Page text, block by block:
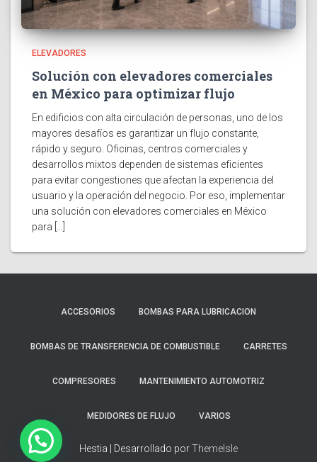
ELEVADORES
Solución con elevadores comerciales
en México para optimizar flujo
En edificios con alta circulación de personas, uno de los
mayores desafíos es garantizar un flujo constante,
rápido y seguro. Oficinas, centros comerciales y
desarrollos mixtos dependen de sistemas eficientes
para evitar congestiones que afectan la experiencia del
usuario y la operación del negocio. Por eso, implementar
una solución con elevadores comerciales en México
para […]
ACCESORIOS BOMBAS PARA LUBRICACION
BOMBAS DE TRANSFERENCIA DE COMBUSTIBLE CARRETES
COMPRESORES MANTENIMIENTO AUTOMOTRIZ
MEDIDORES DE FLUJO VARIOS
Hestia | Desarrollado porThemeIsle